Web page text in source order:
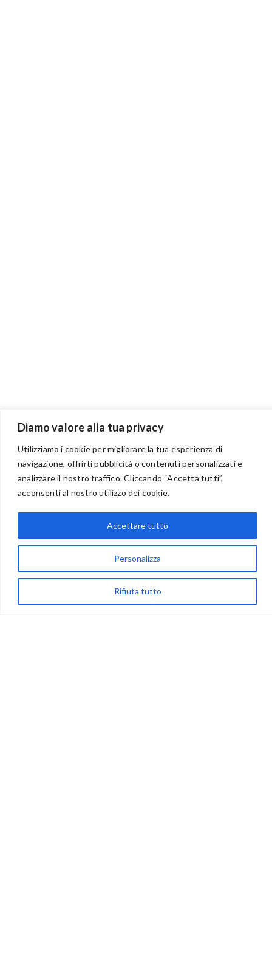
Diamo valore alla tua privacy
Utilizziamo i cookie per migliorare la tua esperienza di
navigazione, offrirti pubblicità o contenuti personalizzati e
analizzare il nostro traffico. Cliccando “Accetta tutti”,
acconsenti al nostro utilizzo dei cookie.
Personalizza
Rifiuta tutto
Accettare tutto
BENVENUTI NEL PORTALE RIVENDITORI
via Acqua delle Noci 12
83024 Monteforte Irpino (AV)
(+39) 081-7777233